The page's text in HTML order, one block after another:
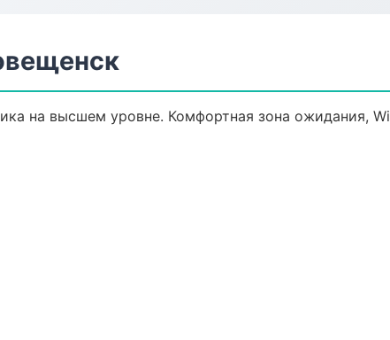
на высшем уровне. Комфортная зона ожидания,